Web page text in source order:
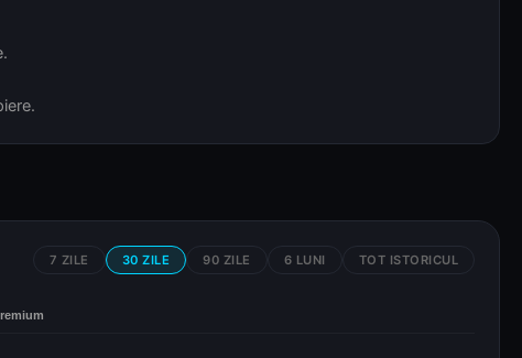
7 ZILE 30 ZILE 90 ZILE 6 LUNI TOT ISTORICUL